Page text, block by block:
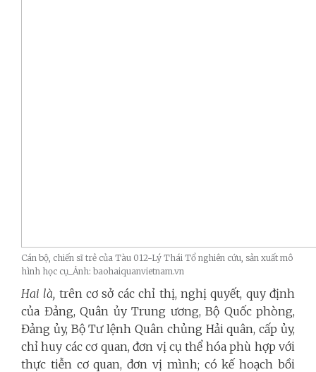
Cán bộ, chiến sĩ trẻ của Tàu 012-Lý Thái Tổ nghiên cứu, sản xuất mô
hình học cụ_Ảnh: baohaiquanvietnam.vn
Hai là, trên cơ sở các chỉ thị, nghị quyết, quy định
của Đảng, Quân ủy Trung ương, Bộ Quốc phòng,
Đảng ủy, Bộ Tư lệnh Quân chủng Hải quân, cấp ủy,
chỉ huy các cơ quan, đơn vị cụ thể hóa phù hợp với
thực tiễn cơ quan, đơn vị mình; có kế hoạch bồi